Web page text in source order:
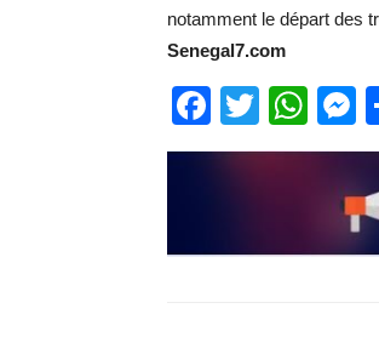
notamment le départ des
Senegal7.com
Twitter